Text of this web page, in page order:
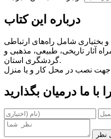
درباره این کتاب
بختیاری شامل راه‌های ارتباطی
آثار تاریخی، طبیعی، مذهبی و
گردشگری استان.
نظر